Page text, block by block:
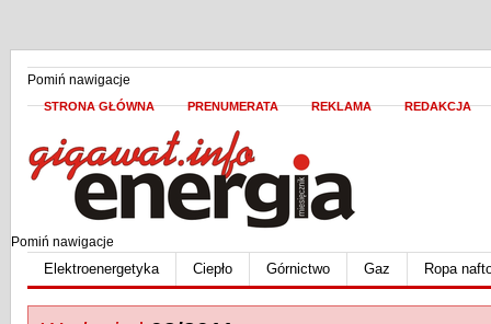
Pomiń nawigacje
STRONA GŁÓWNA PRENUMERATA REKLAMA REDAKCJA
Pomiń nawigacje
Elektroenergetyka Ciepło Górnictwo Gaz Ropa